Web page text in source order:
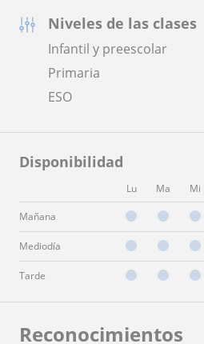
Niveles de las clases
Infantil y preescolar
Primaria
ESO
Disponibilidad
Lu Ma Mi
Mañana
Mediodía
Tarde
Reconocimientos